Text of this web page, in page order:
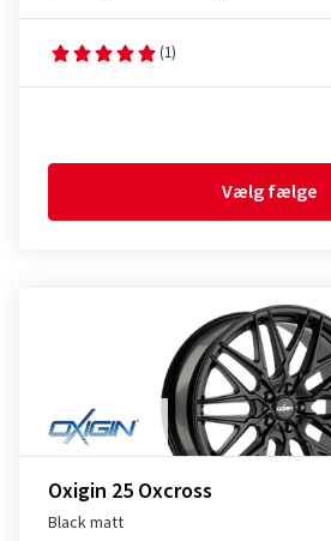
(1)
Vælg fælge
Oxigin 25 Oxcross
Black matt